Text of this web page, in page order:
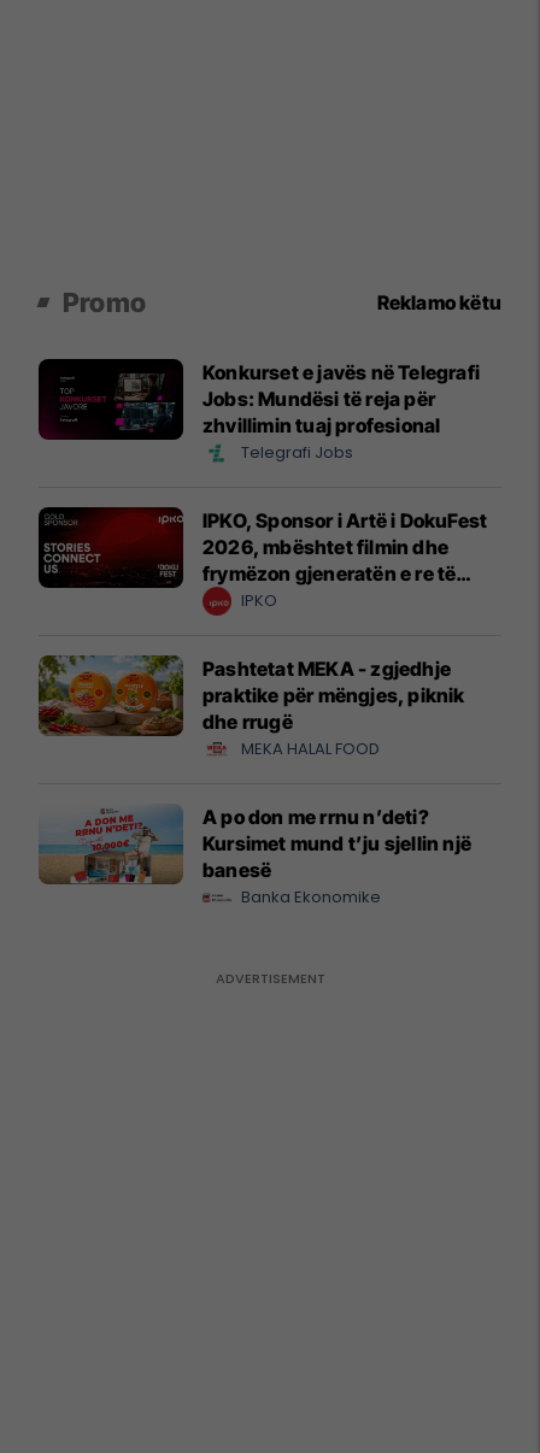
Promo Reklamo këtu
Konkurset e javës në Telegrafi
Jobs: Mundësi të reja për
zhvillimin tuaj profesional
Telegrafi Jobs
IPKO, Sponsor i Artë i DokuFest
2026, mbështet filmin dhe
frymëzon gjeneratën e re të
krijuesve
IPKO
Pashtetat MEKA - zgjedhje
praktike për mëngjes, piknik
dhe rrugë
MEKA HALAL FOOD
A po don me rrnu n’deti?
Kursimet mund t’ju sjellin një
banesë
Banka Ekonomike